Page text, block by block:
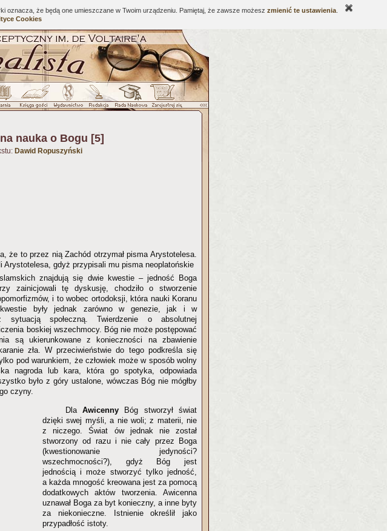
że będą one umieszczane w Twoim urządzeniu. Pamiętaj, że zawsze możesz zmienić te ustawienia
Cookies
nauka o Bogu [5]
Dawid Ropuszyński
że to przez nią Zachód otrzymał pisma Arystotelesa.
Arystotelesa, gdyż przypisali mu pisma neoplatońskie
znajdują się dwie kwestie – jedność Boga
zainicjowali tę dyskusję, chodziło o stworzenie
i to wobec ortodoksji, która nauki Koranu
kwestie były jednak zarówno w genezie, jak i w
sytuacją społeczną. Twierdzenie o absolutnej
boskiej wszechmocy. Bóg nie może postępować
są ukierunkowane z konieczności na zbawienie
zła. W przeciwieństwie do tego podkreśla się
pod warunkiem, że człowiek może w sposób wolny
nagroda lub kara, która go spotyka, odpowiada
było z góry ustalone, wówczas Bóg nie mógłby
czyny.
DlaAwicenny Bóg stworzył świat
dzięki swej myśli, a nie woli; z materii, nie
z niczego. Świat ów jednak nie został
stworzony od razu i nie cały przez Boga
(kwestionowanie jedyności?
wszechmocności?), gdyż Bóg jest
jednością i może stworzyć tylko jedność,
a każda mnogość kreowana jest za pomocą
dodatkowych aktów tworzenia. Awicenna
uznawał Boga za byt konieczny, a inne byty
za niekonieczne. Istnienie określił jako
przypadłość istoty.